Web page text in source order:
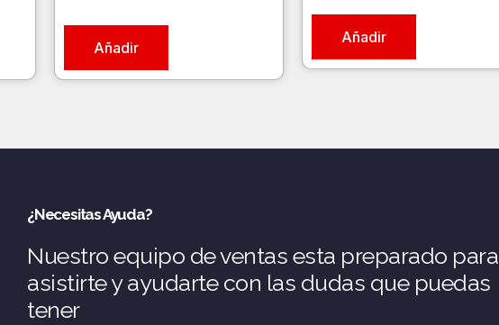
Añadir
Añadir
¿Necesitas Ayuda?
Nuestro equipo de ventas esta preparado para
asistirte y ayudarte con las dudas que puedas
tener